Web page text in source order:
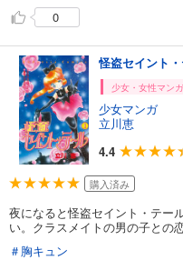
0
怪盗セイント・
少女・女性マンガ
少女マンガ
立川恵
4.4
購入済み
夜になると怪盗セイント・テー
い。クラスメイトの男の子との
＃胸キュン